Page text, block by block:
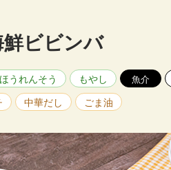
ビビンバ
ほうれんそう もやし 魚介
中華だし ごま油